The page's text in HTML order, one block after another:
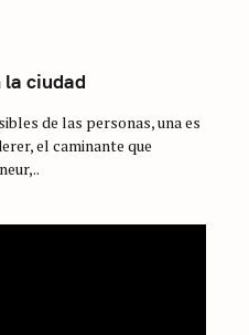
la ciudad
de las personas, una es
el caminante que